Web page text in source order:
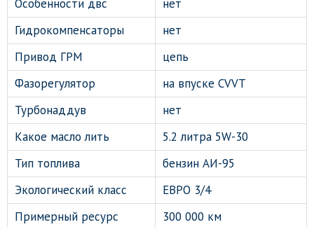
Особенности двс
нет
Гидрокомпенсаторы
нет
Привод ГРМ
цепь
Фазорегулятор
на впуске CVVT
Турбонаддув
нет
Какое масло лить
5.2 литра 5W-30
Тип топлива
бензин АИ-95
Экологический класс
ЕВРО 3/4
Примерный ресурс
300 000 км